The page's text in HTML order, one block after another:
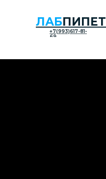
ЛАБПИПЕТ
+7(993)617-81-
69